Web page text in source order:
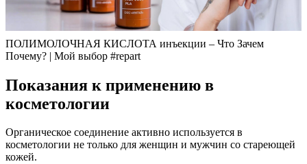
ПОЛИМОЛОЧНАЯ КИСЛОТА инъекции – Что Зачем
Почему? | Мой выбор #repart
Показания к применению в
косметологии
Органическое соединение активно используется в
косметологии не только для женщин и мужчин со стареющей
кожей.